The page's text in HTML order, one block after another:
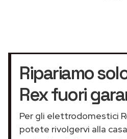
Ripariamo
Rex fuori
Per gli elettrodomestici
potete rivolgervi alla